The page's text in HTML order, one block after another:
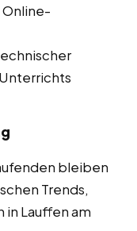
Online-
bleiben
Trends,
Lauffen am